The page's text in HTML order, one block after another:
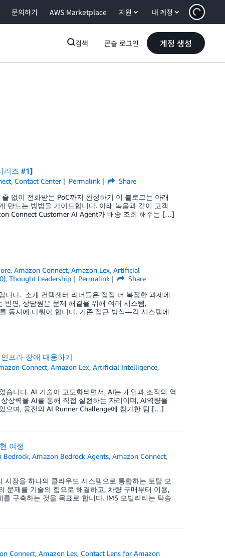
문의하기 AWS Marketplace 지원 내 계정
검색 콘솔 로그인 계정 생성
리즈 #1]
, Contact Center Permalink
Share
없이 전화받는 PoC까지 완성하기 이 블로그는 아래
만드는 방법을 가이드합니다. 아래 녹음과 같이 고객
Connect Customer AI Agent가 배송 조회 해주는 […]
,Amazon Connect,Amazon Lex,Artificial
, Thought Leadership Permalink
Share
니다. 소개 컨택센터 리더들은 점점 더 복잡한 과제에
면, 상담원은 문제 해결을 위해 여러 시스템,
동시에 다뤄야 합니다. 기존 접근 방식—각 시스템에
프라 장애 대응하기
Connect,Amazon Lex,Artificial Intelligence,
습니다. AI 기술이 고도화되면서, AI는 개인과 조직의 역
상력을 AI를 통해 직접 실현하는 자리이며, AI역량을
으며, 웅진의 AI Runner Challenge에 참가한 팀 […]
여정
Bedrock,Amazon Bedrock Agents,Amazon Connect,
장을 하나의 클라우드 시스템으로 통합하는 토탈 모
문제를 기술의 힘으로 해결하고, 차량 구매부터 이용,
구축하는 것을 목표로 합니다. IMS 모빌리티는 탁송
Connect,Amazon Lex, Contact Lens for Amazon